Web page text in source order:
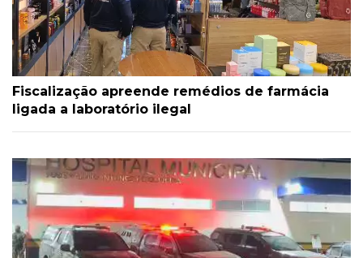
Fiscalização apreende remédios de farmácia
ligada a laboratório ilegal